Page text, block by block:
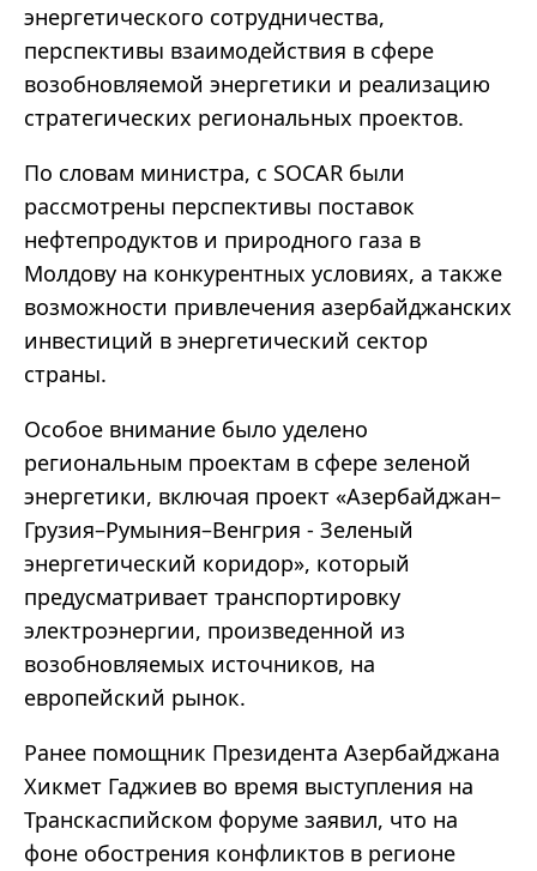
энергетического сотрудничества,
перспективы взаимодействия в сфере
возобновляемой энергетики и реализацию
стратегических региональных проектов.
По словам министра, с SOCAR были
рассмотрены перспективы поставок
нефтепродуктов и природного газа в
Молдову на конкурентных условиях, а также
возможности привлечения азербайджанских
инвестиций в энергетический сектор
страны.
Особое внимание было уделено
региональным проектам в сфере зеленой
энергетики, включая проект «Азербайджан–
Грузия–Румыния–Венгрия - Зеленый
энергетический коридор», который
предусматривает транспортировку
электроэнергии, произведенной из
возобновляемых источников, на
европейский рынок.
Ранее помощник Президента Азербайджана
Хикмет Гаджиев во время выступления на
Транскаспийском форуме заявил, что на
фоне обострения конфликтов в регионе